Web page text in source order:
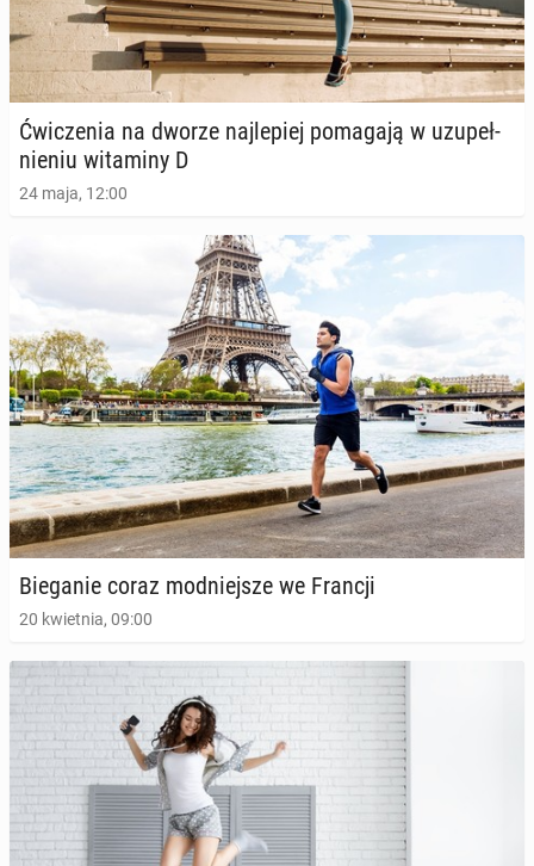
Eks­per­ci radzą, jak ćwiczyć latem, by uniknąć od­
wod­nie­nia i udaru
24 czerwca 2024, 08:00
Ćwi­cze­nia na dworze naj­le­piej po­ma­ga­ją w uzu­peł­
nie­niu wi­ta­mi­ny D
24 maja, 12:00
Bie­ga­nie coraz mod­niej­sze we Francji
20 kwietnia, 09:00